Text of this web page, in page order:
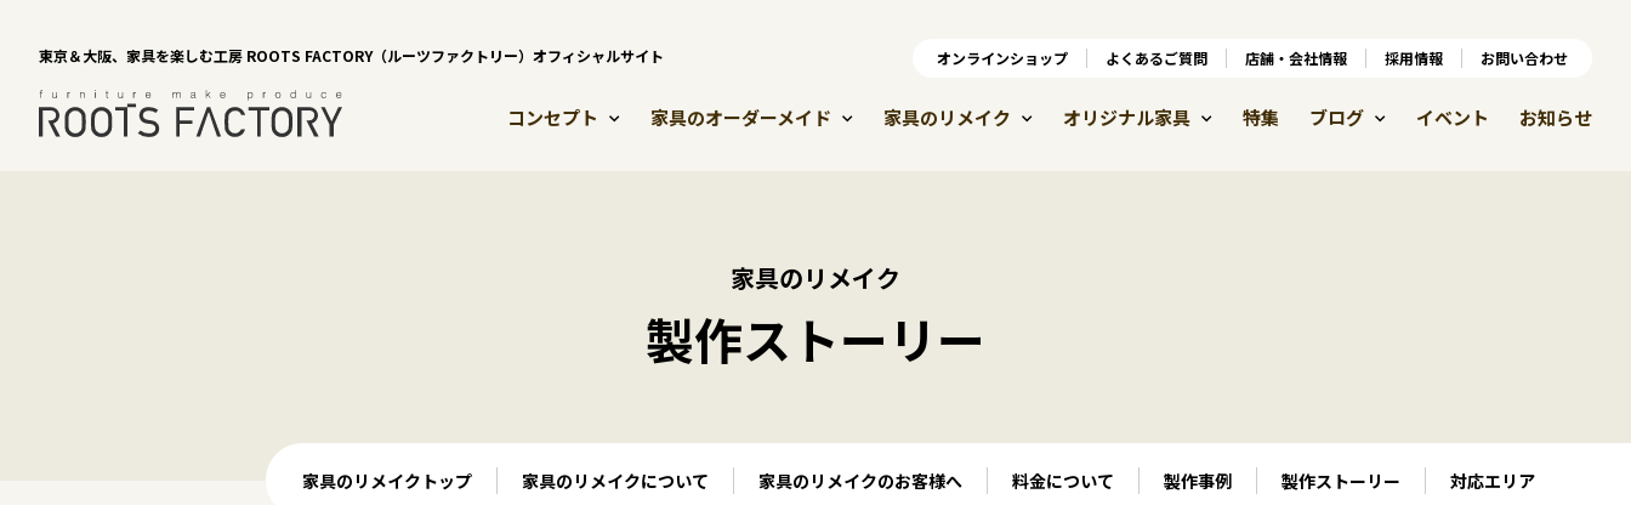
東京＆大阪、家具を楽しむ工房 ROOTS FACTORY（ルーツファクトリー）オフィシャルサイト オンラインショップ よくあるご質問 店舗・会社情報 採用情報
コンセプト 家具のオーダーメイド 家具のリメイク オリジナル家具 特集 ブログ イベント お知らせ
オンラインショップ よくあるご質問 店舗・会社情報 採用情報 お問い合わせ
家具のリメイク
製作ストーリー
家具のリメイクトップ 家具のリメイクについて 家具のリメイクのお客様へ 料金について 製作事例 製作ストーリー 対応エリア